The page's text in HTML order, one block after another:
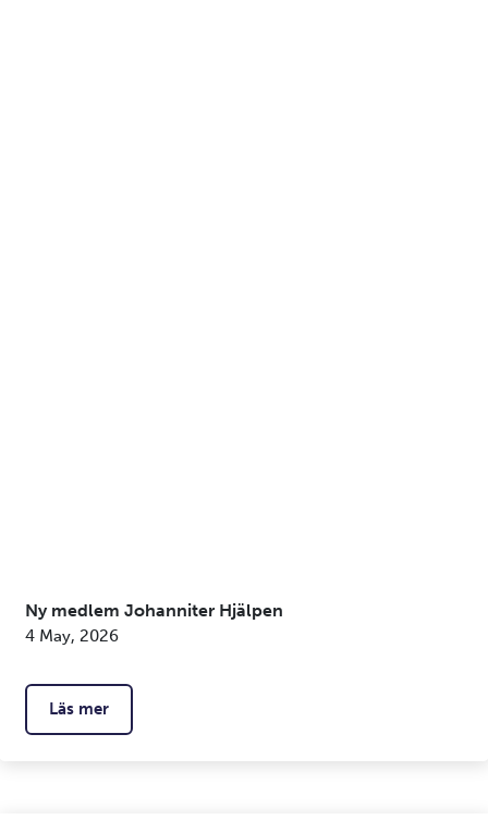
Ny medlem Johanniter Hjälpen
4 May, 2026
Läs mer